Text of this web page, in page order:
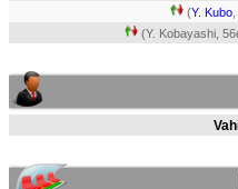
(Y. Kubo
(Y. Kobayashi,